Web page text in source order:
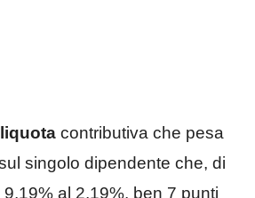
contributiva che pesa
singolo dipendente che, di
al 2,19%, ben 7 punti